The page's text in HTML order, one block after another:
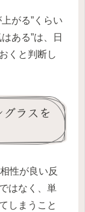
がる”くらい
ある”は、日
くと判断し
ラスを
性が良い反
はなく、単
しまうこと